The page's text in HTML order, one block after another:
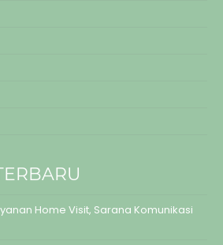
Home Visit, Sarana Komunikasi